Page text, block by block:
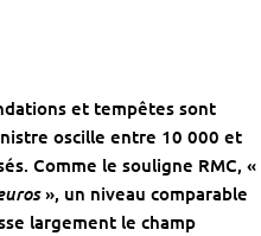
et tempêtes sont
oscille entre 10 000 et
Comme le souligne RMC, «
», un niveau comparable
largement le champ